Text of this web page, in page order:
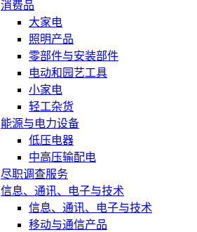
消费品
大家电
照明产品
零部件与安装部件
电动和园艺工具
小家电
轻工杂货
能源与电力设备
低压电器
中高压输配电
尽职调查服务
信息、通讯、电子与技术
信息、通讯、电子与技术
移动与通信产品